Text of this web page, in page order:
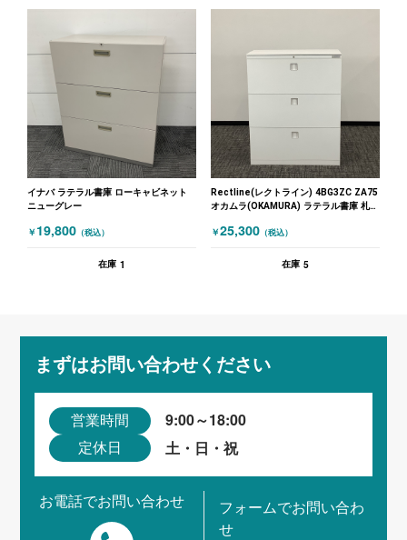
イナバ ラテラル書庫 ローキャビネット
ニューグレー
￥ 19,800 （税込）
在庫 1
Rectline(レクトライン) 4BG3ZC ZA75
オカムラ(OKAMURA) ラテラル書庫 札幌
￥25,300 （税込）
在庫 5
まずはお問い合わせください
営業時間 9:00～18:00
定休日 土・日・祝
お電話でお問い合わせ
フォームでお問い合わ
せ